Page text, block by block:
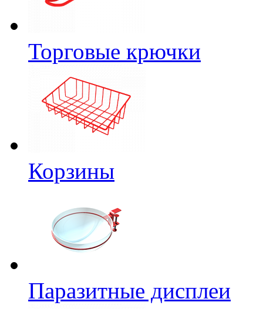
Торговые крючки
Корзины
Паразитные дисплеи